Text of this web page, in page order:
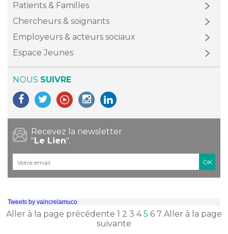
Aller à la page précédente 1 2 3 4 5 6 7 Aller à la page
suivante
Patients & Familles
Chercheurs & soignants
Employeurs & acteurs sociaux
Espace Jeunes
NOUS SUIVRE
Recevez la newsletter
" Le Lien".
Courriel*
Tweets by vaincrelamuco